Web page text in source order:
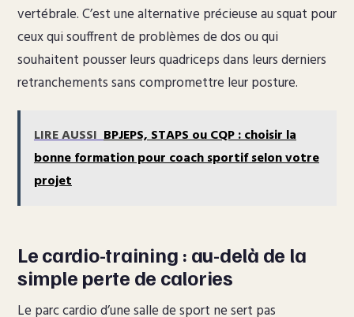
vertébrale. C’est une alternative précieuse au squat pour
ceux qui souffrent de problèmes de dos ou qui
souhaitent pousser leurs quadriceps dans leurs derniers
retranchements sans compromettre leur posture.
LIRE AUSSI BPJEPS, STAPS ou CQP : choisir la
bonne formation pour coach sportif selon votre
projet
Le cardio-training : au-delà de la
simple perte de calories
Le parc cardio d’une salle de sport ne sert pas